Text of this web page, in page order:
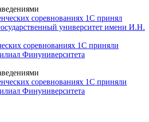
соревнованиях 1С приняли
Финуниверситета